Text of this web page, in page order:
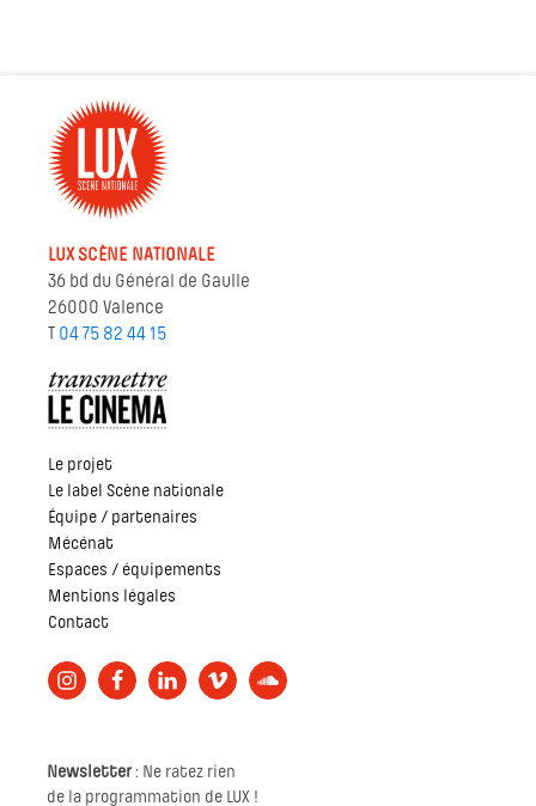
LUX SCÈNE NATIONALE
36 bd du Général de Gaulle
26000 Valence
T 04 75 82 44 15
Le projet
Le label Scène nationale
Équipe / partenaires
Mécénat
Espaces / équipements
Mentions légales
Contact
Newsletter: Ne ratez rien
de la programmation de LUX !